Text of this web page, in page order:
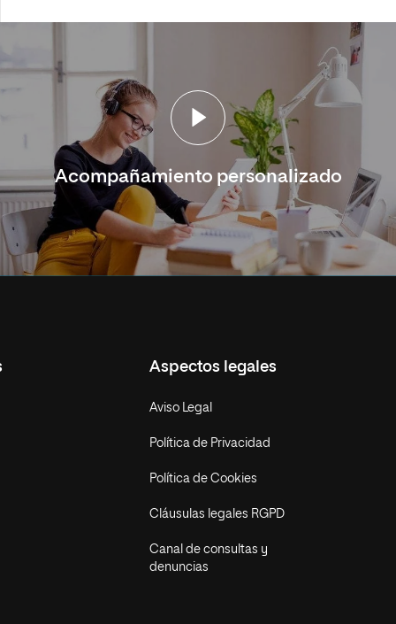
Acompañamiento personalizado
Aspectos legales
Aviso Legal
Política de Privacidad
Política de Cookies
Cláusulas legales RGPD
Canal de consultas y
denuncias